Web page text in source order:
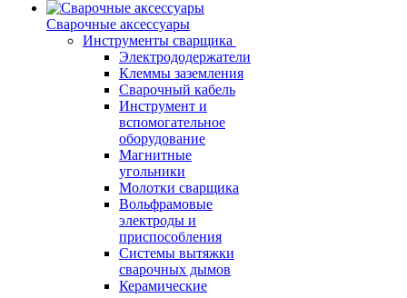
Сварочные аксессуары
Инструменты сварщика
Электрододержатели
Клеммы заземления
Сварочный кабель
Инструмент и
вспомогательное
оборудование
Магнитные
угольники
Молотки сварщика
Вольфрамовые
электроды и
приспособления
Системы вытяжки
сварочных дымов
Керамические